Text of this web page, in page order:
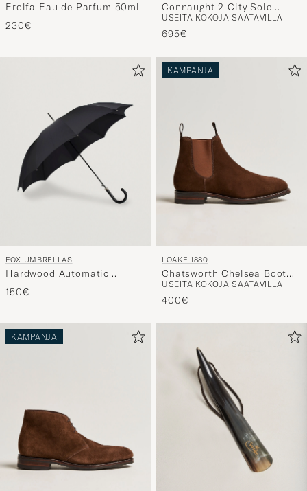
Erolfa Eau de Parfum 50ml
230€
Connaught 2 City Sole
Black Calf
USEITA KOKOJA SAATAVILLA
695€
FOX UMBRELLAS
Hardwood Automatic
Umbrella Black
150€
KAMPANJA
LOAKE 1880
Chatsworth Chelsea Boot
Tobacco Suede
USEITA KOKOJA SAATAVILLA
400€
KAMPANJA